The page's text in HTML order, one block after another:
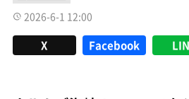
2026-6-1 12:00
X Facebook